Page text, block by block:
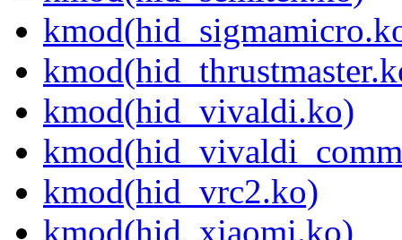
kmod(hid_vivaldi.ko)
kmod(hid_vrc2.ko)
kmod(hid_xiaomi.ko)